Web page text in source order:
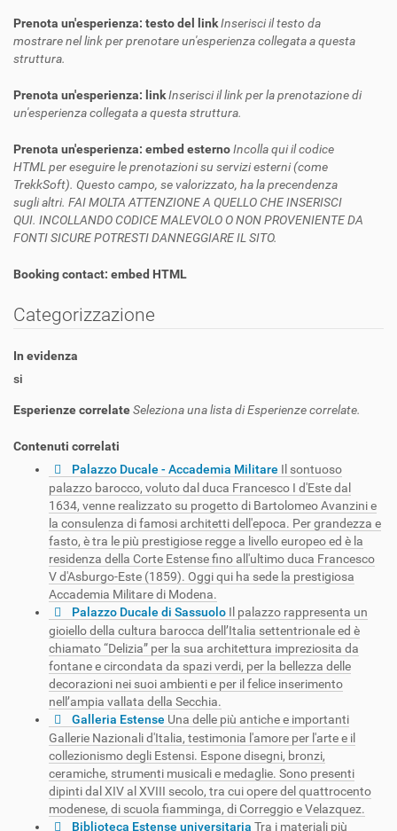
Prenota un'esperienza: testo del linkInserisci il testo da
mostrare nel link per prenotare un'esperienza collegata a questa
struttura.
Prenota un'esperienza: linkInserisci il link per la prenotazione di
un'esperienza collegata a questa struttura.
Prenota un'esperienza: embed esternoIncolla qui il codice
HTML per eseguire le prenotazioni su servizi esterni (come
TrekkSoft). Questo campo, se valorizzato, ha la precendenza
sugli altri. FAI MOLTA ATTENZIONE A QUELLO CHE INSERISCI
QUI. INCOLLANDO CODICE MALEVOLO O NON PROVENIENTE DA
FONTI SICURE POTRESTI DANNEGGIARE IL SITO.
Booking contact: embed HTML
Categorizzazione
In evidenza
si
Esperienze correlateSeleziona una lista di Esperienze correlate.
Contenuti correlati
Palazzo Ducale - Accademia Militare Il sontuoso
palazzo barocco, voluto dal duca Francesco I d'Este dal
1634, venne realizzato su progetto di Bartolomeo Avanzini e
la consulenza di famosi architetti dell'epoca. Per grandezza e
fasto, è tra le più prestigiose regge a livello europeo ed è la
residenza della Corte Estense fino all'ultimo duca Francesco
V d'Asburgo-Este (1859). Oggi qui ha sede la prestigiosa
Accademia Militare di Modena.
Palazzo Ducale di Sassuolo Il palazzo rappresenta un
gioiello della cultura barocca dell’Italia settentrionale ed è
chiamato “Delizia” per la sua architettura impreziosita da
fontane e circondata da spazi verdi, per la bellezza delle
decorazioni nei suoi ambienti e per il felice inserimento
nell’ampia vallata della Secchia.
Galleria Estense Una delle più antiche e importanti
Gallerie Nazionali d'Italia, testimonia l'amore per l'arte e il
collezionismo degli Estensi. Espone disegni, bronzi,
ceramiche, strumenti musicali e medaglie. Sono presenti
dipinti dal XIV al XVIII secolo, tra cui opere del quattrocento
modenese, di scuola fiamminga, di Correggio e Velazquez.
Biblioteca Estense universitaria Tra i materiali più